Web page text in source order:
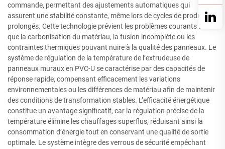
commande, permettant des ajustements automatiques qui
assurent une stabilité constante, même lors de cycles de production
prolongés. Cette technologie prévient les problèmes courants tels
que la carbonisation du matériau, la fusion incomplète ou les
contraintes thermiques pouvant nuire à la qualité des panneaux. Le
système de régulation de la température de l’extrudeuse de
panneaux muraux en PVC-U se caractérise par des capacités de
réponse rapide, compensant efficacement les variations
environnementales ou les différences de matériau afin de maintenir
des conditions de transformation stables. L’efficacité énergétique
constitue un avantage significatif, car la régulation précise de la
température élimine les chauffages superflus, réduisant ainsi la
consommation d’énergie tout en conservant une qualité de sortie
optimale. Le système intègre des verrous de sécurité empêchant